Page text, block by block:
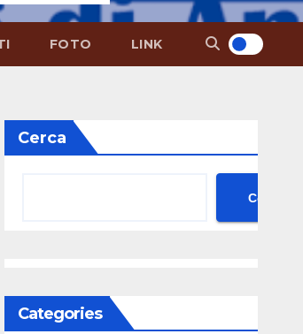
FOTO LINK
Cerca
Cerca
Categories